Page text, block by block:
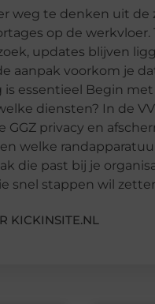
weg te denken uit de
op de
updates blijven
aanpak voorkom je
is essentieel Begin
diensten? In de
GGZ privacy en
welke
die past bij je
snel stappen wil
KICKINSITE.NL